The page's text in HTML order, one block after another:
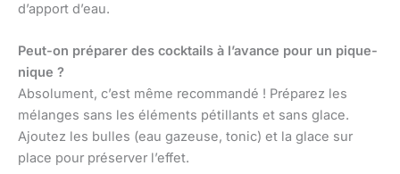
d’apport d’eau.
Peut-on préparer des cocktails à l’avance pour un pique-
nique ?
Absolument, c’est même recommandé ! Préparez les
mélanges sans les éléments pétillants et sans glace.
Ajoutez les bulles (eau gazeuse, tonic) et la glace sur
place pour préserver l’effet.